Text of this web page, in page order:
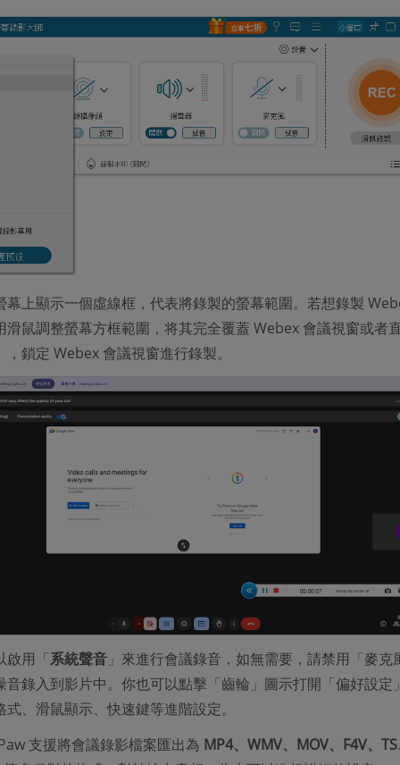
幕上顯示一個虛線框，代表將錄製的螢幕範圍。若想錄製
滑鼠調整螢幕方框範圍，将其完全覆蓋 Webex 會議視窗或者
，鎖定 Webex 會議視窗進行錄製。
啟用「系統聲音」來進行會議錄音，如無需要，請禁用「麥克
音錄入到影片中。你也可以點擊「齒輪」圖示打開「偏好設定
、滑鼠顯示、快速鍵等進階設定。
支援將會議錄影檔案匯出為 MP4、WMV、MOV、F4V、TS